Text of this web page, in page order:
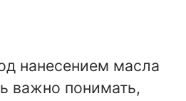
нанесением масла
важно понимать,